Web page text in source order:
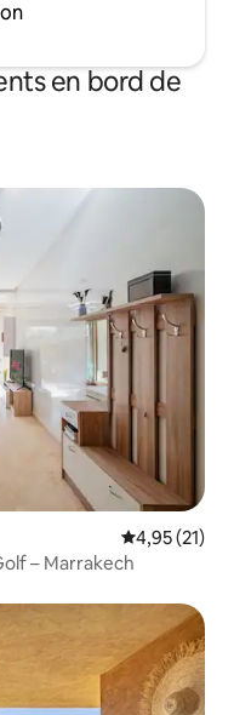
en bord de
Évaluation
4,95 (21)
– Marrakech